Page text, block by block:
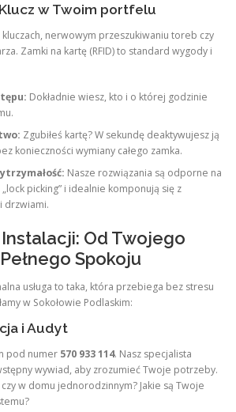
w Twoim portfelu
nerwowym przeszukiwaniu toreb czy
Zamki na kartę (RFID) to standard wygody i
Dokładnie wiesz, kto i o której godzinie
Zgubiłeś kartę? W sekundę deaktywujesz ją
konieczności wymiany całego zamka.
Nasze rozwiązania są odporne na
picking” i idealnie komponują się z
drzwiami.
Od Twojego
Spokoju
usługa to taka, która przebiega bez stresu
w Sokołowie Podlaskim:
i Audyt
pod numer 570 933 114. Nasz specjalista
wywiad, aby zrozumieć Twoje potrzeby.
w domu jednorodzinnym? Jakie są Twoje